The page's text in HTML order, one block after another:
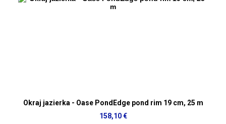
Okraj jazierka - Oase PondEdge pond rim 19 cm, 25 m
158,10 €